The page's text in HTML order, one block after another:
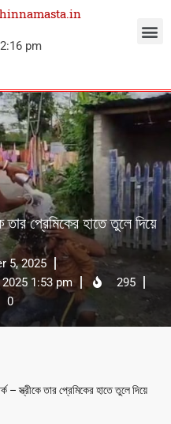
pm
তার প্রেমিকের হাতে তুলে দিয়ে
5, 2025
1:53 pm
295
0
– স্ত্রীকে তার প্রেমিকের হাতে তুলে দিয়ে